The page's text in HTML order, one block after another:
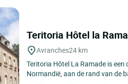
Teritoria Hôtel la
Avranches24 km
Teritoria Hôtel La Ramade is
Normandië, aan de rand van de